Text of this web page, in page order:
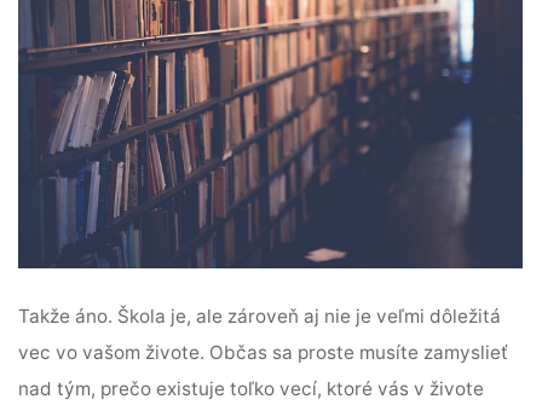
Takže áno. Škola je, ale zároveň aj nie je veľmi dôležitá
vec vo vašom živote. Občas sa proste musíte zamyslieť
nad tým, prečo existuje toľko vecí, ktoré vás v živote